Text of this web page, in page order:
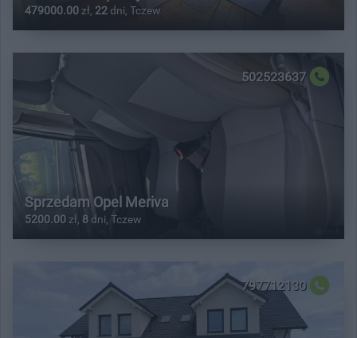
479000.00 zł, 22 dni, Tczew
502523637
Sprzedam Opel Meriva
5200.00 zł, 8 dni, Tczew
797712130